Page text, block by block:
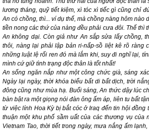
lương tháng, quỹ tiết kiệm, xì tóc xì tiếc gì cũng chỉ
An có chồng, thì... ví dụ thế, mà chồng nàng hôm nào
tiền nong các thứ của nàng đều phải cưa đôi. Thế thì
An không dại. Còn giả như An sắp sửa lấy chồng,
thôi, nàng lại phải lập bản ri-nấp-sồ liệt kê rõ ràng
những luật lệ rối ren đó mà lắm khi, suy đi nghĩ lại,
mình cứ giữ tình trạng độc thân là tốt nhất!
An sống ngăn nắp như một công chức già, sáng
Ngày lại ngày, thời khóa biểu bất di bất dịch, trời
đông cũng như mùa hạ. Buổi sáng, An thức dậy lúc
bàn bật ra một giọng nói đàn ông ấm áp, liên tu bất
từ việc lính Hoa Kỳ bị bắt cóc ở Iraq đến tin hội đồng
thuận một khu phố sầm uất của các thương vụ của
Vietnam Tao, thời tiết trong ngày, mưa nắng ấm